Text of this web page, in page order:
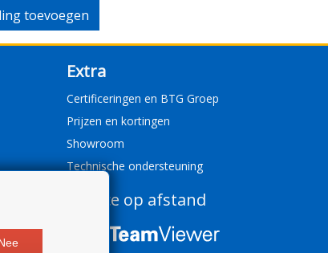
toevoegen
Extra
Certificeringen en BTG Groep
Prijzen en kortingen
Showroom
Technische ondersteuning
Service op afstand